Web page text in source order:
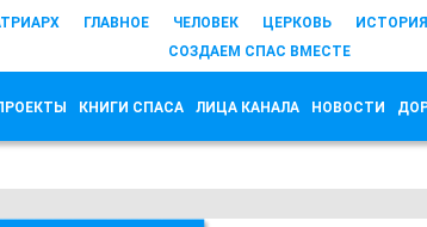
ГЛАВНОЕ ЧЕЛОВЕК ЦЕРКОВЬ ИСТОРИЯ
СОЗДАЕМ СПАС ВМЕСТЕ
КНИГИ СПАСА ЛИЦА КАНАЛА НОВОСТИ